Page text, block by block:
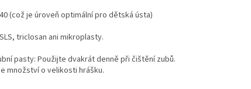
(což je úroveň optimální pro dětská ústa)
triclosan ani mikroplasty.
pasty: Použijte dvakrát denně při čištění zubů.
množství o velikosti hrášku.